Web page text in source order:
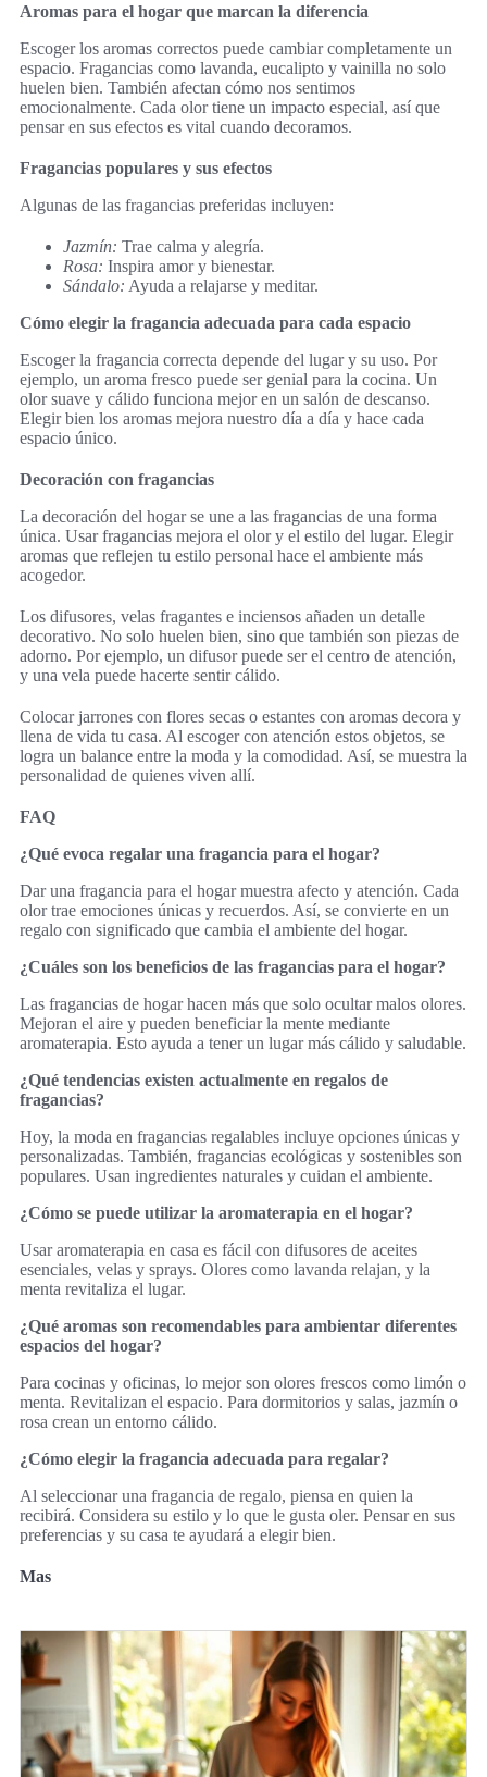
Aromas para el hogar que marcan la diferencia
Escoger los aromas correctos puede cambiar completamente un
espacio. Fragancias como lavanda, eucalipto y vainilla no solo
huelen bien. También afectan cómo nos sentimos
emocionalmente. Cada olor tiene un impacto especial, así que
pensar en sus efectos es vital cuando decoramos.
Fragancias populares y sus efectos
Algunas de las fragancias preferidas incluyen:
Jazmín: Trae calma y alegría.
Rosa: Inspira amor y bienestar.
Sándalo: Ayuda a relajarse y meditar.
Cómo elegir la fragancia adecuada para cada espacio
Escoger la fragancia correcta depende del lugar y su uso. Por
ejemplo, un aroma fresco puede ser genial para la cocina. Un
olor suave y cálido funciona mejor en un salón de descanso.
Elegir bien los aromas mejora nuestro día a día y hace cada
espacio único.
Decoración con fragancias
La decoración del hogar se une a las fragancias de una forma
única. Usar fragancias mejora el olor y el estilo del lugar. Elegir
aromas que reflejen tu estilo personal hace el ambiente más
acogedor.
Los difusores, velas fragantes e inciensos añaden un detalle
decorativo. No solo huelen bien, sino que también son piezas de
adorno. Por ejemplo, un difusor puede ser el centro de atención,
y una vela puede hacerte sentir cálido.
Colocar jarrones con flores secas o estantes con aromas decora y
llena de vida tu casa. Al escoger con atención estos objetos, se
logra un balance entre la moda y la comodidad. Así, se muestra la
personalidad de quienes viven allí.
FAQ
¿Qué evoca regalar una fragancia para el hogar?
Dar una fragancia para el hogar muestra afecto y atención. Cada
olor trae emociones únicas y recuerdos. Así, se convierte en un
regalo con significado que cambia el ambiente del hogar.
¿Cuáles son los beneficios de las fragancias para el hogar?
Las fragancias de hogar hacen más que solo ocultar malos olores.
Mejoran el aire y pueden beneficiar la mente mediante
aromaterapia. Esto ayuda a tener un lugar más cálido y saludable.
¿Qué tendencias existen actualmente en regalos de
fragancias?
Hoy, la moda en fragancias regalables incluye opciones únicas y
personalizadas. También, fragancias ecológicas y sostenibles son
populares. Usan ingredientes naturales y cuidan el ambiente.
¿Cómo se puede utilizar la aromaterapia en el hogar?
Usar aromaterapia en casa es fácil con difusores de aceites
esenciales, velas y sprays. Olores como lavanda relajan, y la
menta revitaliza el lugar.
¿Qué aromas son recomendables para ambientar diferentes
espacios del hogar?
Para cocinas y oficinas, lo mejor son olores frescos como limón o
menta. Revitalizan el espacio. Para dormitorios y salas, jazmín o
rosa crean un entorno cálido.
¿Cómo elegir la fragancia adecuada para regalar?
Al seleccionar una fragancia de regalo, piensa en quien la
recibirá. Considera su estilo y lo que le gusta oler. Pensar en sus
preferencias y su casa te ayudará a elegir bien.
Mas